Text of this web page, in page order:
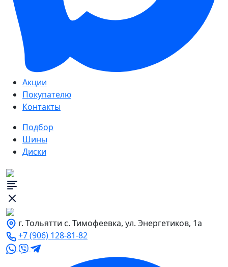
Акции
Покупателю
Контакты
Подбор
Шины
Диски
г. Тольятти с. Тимофеевка, ул. Энергетиков, 1а
+7 (906) 128-81-82